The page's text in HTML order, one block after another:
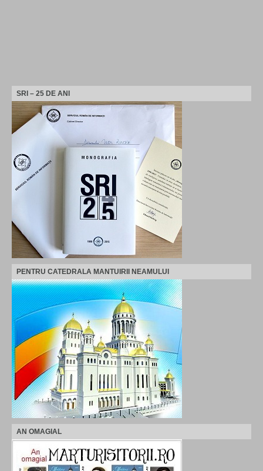
SRI – 25 DE ANI
PENTRU CATEDRALA MANTUIRII NEAMULUI
AN OMAGIAL